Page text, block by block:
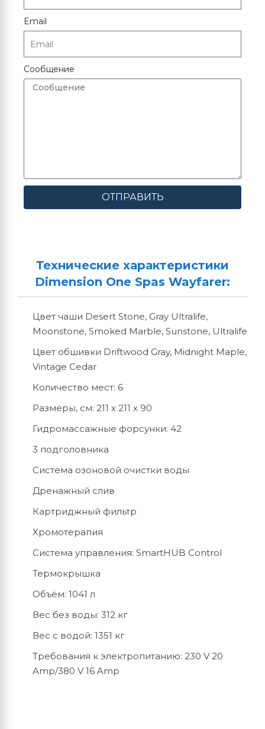
Email
Сообщение
ОТПРАВИТЬ
Технические характеристики
Dimension One Spas Wayfarer:
Цвет чаши Desert Stone, Gray Ultralife,
Moonstone, Smoked Marble, Sunstone, Ultralife
Цвет обшивки Driftwood Gray, Midnight Maple,
Vintage Cedar
Количество мест: 6
Размеры, см: 211 x 211 x 90
Гидромассажные форсунки: 42
3 подголовника
Система озоновой очистки воды
Дренажный слив
Картриджный фильтр
Хромотерапия
Система управления: SmartHUB Control
Термокрышка
Объём: 1041 л
Вес без воды: 312 кг
Вес с водой: 1351 кг
Требования к электропитанию: 230 V 20
Amp/380 V 16 Amp